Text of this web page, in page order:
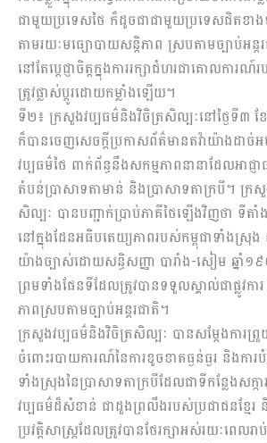
ជាមួយប្រទេសថៃ ក៏ដូចជាជាមួយប្រទេសជិតខា
តាមរយៈមធ្យោបាយសន្តិភាព ស្របតាមច្បាប់អន្ត
នៅតែប្តេជ្ញាចិត្តក្នុងការរក្សាជំហរជាគោលការ
ត្រូវផ្លាស់ប្តូរដោយកម្លាំងឡើយ។
ទី២៖ ក្រសួងវប្បធម៌និងវិចិត្រសិល្បៈនៅថ្ងៃទី៣ ខែ
ក៏បានចេញសេចក្តីប្រកាសព័ត៌មានតវ៉ាយ៉ាងដាច់
វប្បធម៌ថៃ ពាក់ព័ន្ធនឹងសកម្មភាពនានាដែលអាជ្ញ
តំបន់ប្រាសាទតាមាន់ និងប្រាសាទតាក្របី។ ក្រ
សិល្បៈ បានបញ្ជាក់ប្រាប់ភាគីថៃឡើងវិញថា ទីតាំ
នៅក្នុងដែនអធិបតេយ្យភាពរបស់កម្ពុជាទាំងស្
យ៉ាងច្បាស់ដោយសន្ធិសញ្ញា បារាំង-សៀម ឆ្នាំ
ព្រមទាំងផែនទីដែលត្រូវបានទទួលស្គាល់ជាផ្លូវ
ភាពស្របតាមច្បាប់អន្តរជាតិ។
ក្រសួងវប្បធម៌និងវិចិត្រសិល្បៈ បានសម្តែងការព្រួយ
ចំពោះរបាយការណ៍នៃការខូចខាតធ្ងន់ធ្ងរ និងការបំ
ទាំងស្រុងនៃប្រាសាទតាក្របីដែលជាទីកន្លែងសក្កា
វប្បធម៌ដ៏សំខាន់ ជាដួងព្រលឹងរបស់ប្រជាជនខ្មែរ
ប្រវត្តិសាស្ត្រដែលត្រូវបានថែរក្សាអស់រយៈពេល